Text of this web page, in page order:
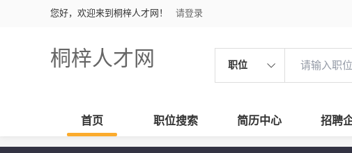
您好，欢迎来到桐梓人才网！ 请登录
桐梓人才网 职位
首页 职位搜索 简历中心 招聘